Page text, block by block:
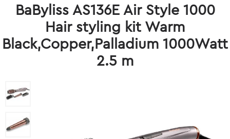
BaByliss AS136E Air Style 1000
Hair styling kit Warm
Black,Copper,Palladium 1000Watt
2.5 m